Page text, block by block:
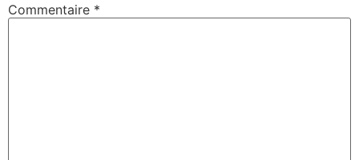
Commentaire *